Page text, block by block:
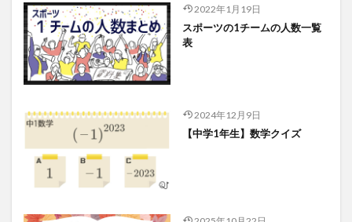
2022年1月19日
スポーツの1チームの人数一覧
表
2024年12月9日
【中学1年生】数学クイズ